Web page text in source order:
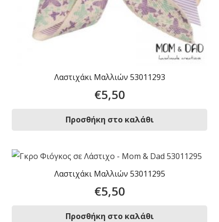
Λαστιχάκι Μαλλιών 53011293
€5,50
Προσθήκη στο καλάθι
Λαστιχάκι Μαλλιών 53011295
€5,50
Προσθήκη στο καλάθι